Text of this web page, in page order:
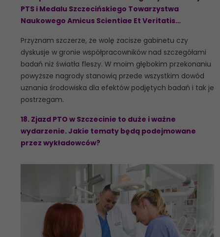
PTS i Medalu Szczecińskiego Towarzystwa
Naukowego Amicus Scientiae Et Veritatis…
Przyznam szczerze, że wolę zacisze gabinetu czy
dyskusje w gronie współpracowników nad szczegółami
badań niż światła fleszy. W moim głębokim przekonaniu
powyższe nagrody stanowią przede wszystkim dowód
uznania środowiska dla efektów podjętych badań i tak je
postrzegam.
18. Zjazd PTO w Szczecinie to duże i ważne
wydarzenie. Jakie tematy będą podejmowane
przez wykładowców?